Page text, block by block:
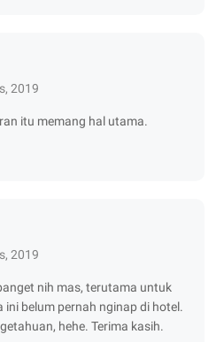
2019
itu memang hal utama.
2019
nih mas, terutama untuk
ini belum pernah nginap di hotel.
hehe. Terima kasih.